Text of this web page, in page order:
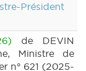
Président
de DEVIN
Ministre de
n° 621 (2025-